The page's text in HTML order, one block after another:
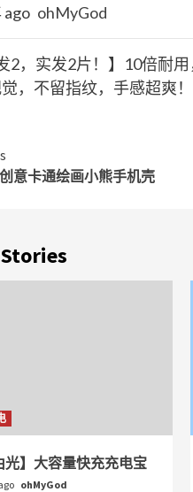
ago ohMyGod
2，实发2片！】10倍耐
，不留指纹，手感超爽！
意卡通绘画小熊手机壳
光】大容量快充充电宝
ohMyGod